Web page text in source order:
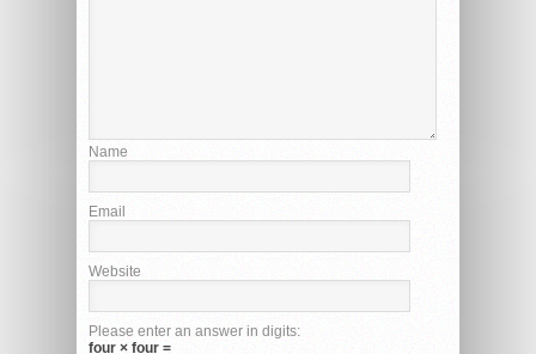
Name
Email
Website
Please enter an answer in digits:
four × four =